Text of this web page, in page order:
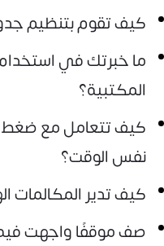
كيف تقوم بتنظيم
ما خبرتك في استخدام
المكتبية؟
كيف تتعامل مع ضغط
نفس الوقت؟
كيف تدير المكالمات
صف موقفًا واجهت